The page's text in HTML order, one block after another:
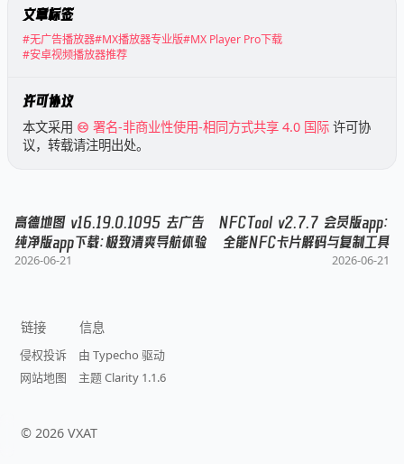
文章标签
#无广告播放器#MX播放器专业版#MX Player Pro下载
#安卓视频播放器推荐
许可协议
本文采用 署名-非商业性使用-相同方式共享 4.0 国际 许可协
议，转载请注明出处。
高德地图 v16.19.0.1095 去广告
纯净版app下载：极致清爽导航体验
2026-06-21
NFCTool v2.7.7 会员版app：
全能NFC卡片解码与复制工具
2026-06-21
链接
侵权投诉
网站地图
信息
由 Typecho 驱动
主题 Clarity 1.1.6
©2026 VXAT